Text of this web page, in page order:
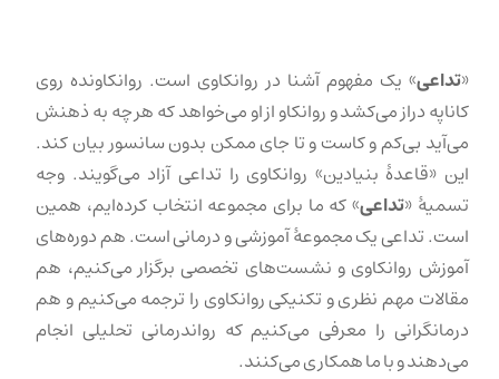
«تداعی» یک مفهوم آشنا در روانکاوی است. روانکاونده روی
کاناپه دراز می‌کشد و روانکاو از او می‌خواهد که هر چه به ذهنش
می‌آید بی‌کم و کاست و تا جای ممکن بدون سانسور بیان کند.
این «قاعدهٔ بنیادین» روانکاوی را تداعی آزاد می‌گویند. وجه
تسمیهٔ «تداعی» که ما برای مجموعه انتخاب کرده‌ایم، همین
است. تداعی یک مجموعهٔ آموزشی و درمانی است. هم دوره‌های
آموزش روانکاوی و نشست‌های تخصصی برگزار می‌کنیم، هم
مقالات مهم نظری و تکنیکی روانکاوی را ترجمه می‌کنیم و هم
درمانگرانی را معرفی می‌کنیم که رواندرمانی تحلیلی انجام
می‌دهند و با ما همکاری می‌کنند.